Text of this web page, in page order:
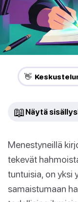
👋
📖 Näytä
Menestyneillä
tekevät
tuntuisia, on yksi
samaistumaan